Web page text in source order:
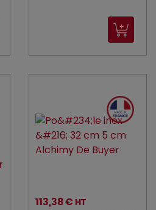
113,38 € HT